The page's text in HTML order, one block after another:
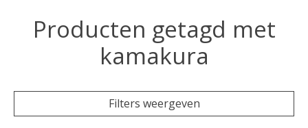
Producten getagd met
kamakura
Filters weergeven